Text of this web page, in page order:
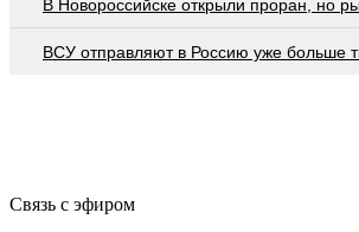
В Новороссийске открыли проран, но
ВСУ отправляют в Россию уже больше
Связь с эфиром